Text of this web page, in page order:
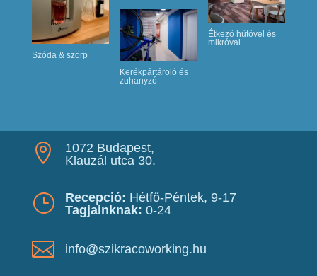
Szóda & szörp
Étkező hűtővel és
mikróval
Kerékpártároló és
zuhanyzó

1072 Budapest,
Klauzál utca 30.
} Recepció: Hétfő-Péntek, 9-17
Tagjainknak: 0-24
 info@szikracoworking.hu